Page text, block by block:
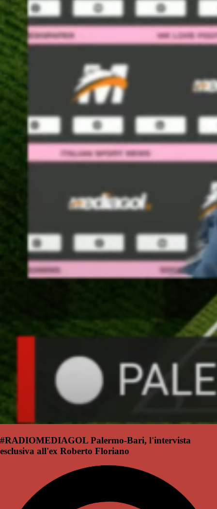
#RADIOMEDIAGOL Palermo-Bari, l'intervista
esclusiva all'ex Roberto Floriano